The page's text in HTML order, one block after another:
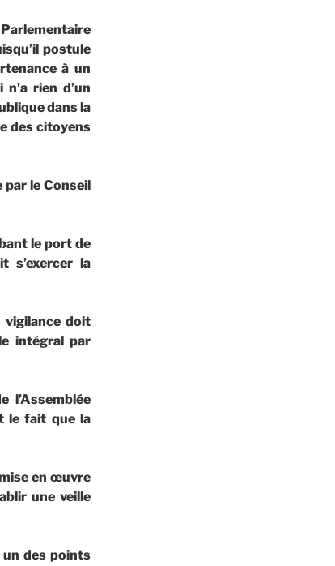
Parlementaire
postule
à un
rien d’un
dans la
des citoyens
le Conseil
le port de
s’exercer la
vigilance doit
intégral par
l’Assemblée
le fait que la
en œuvre
une veille
des points